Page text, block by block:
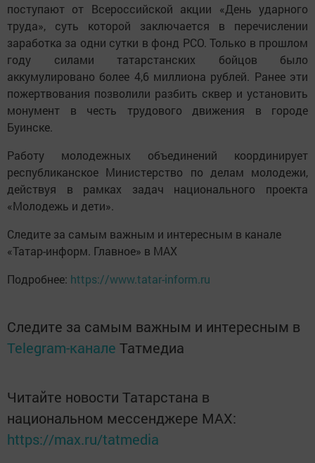
поступают от Всероссийской акции «День ударного
труда», суть которой заключается в перечислении
заработка за одни сутки в фонд РСО. Только в прошлом
году силами татарстанских бойцов было
аккумулировано более 4,6 миллиона рублей. Ранее эти
пожертвования позволили разбить сквер и установить
монумент в честь трудового движения в городе
Буинске.
Работу молодежных объединений координирует
республиканское Министерство по делам молодежи,
действуя в рамках задач национального проекта
«Молодежь и дети».
Следите за самым важным и интересным в канале
«Татар-информ. Главное» в МАХ
Подробнее: https://www.tatar-inform.ru
Следите за самым важным и интересным в
Telegram-канале Татмедиа
Читайте новости Татарстана в
национальном мессенджере MАХ:
https://max.ru/tatmedia